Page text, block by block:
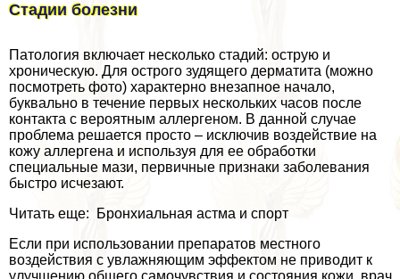
Стадии болезни
Патология включает несколько стадий: острую и
хроническую. Для острого зудящего дерматита (можно
посмотреть фото) хаpaктерно внезапное начало,
буквально в течение первых нескольких часов после
контакта с вероятным аллергеном. В данной случае
проблема решается просто – исключив воздействие на
кожу аллергена и используя для ее обработки
специальные мази, первичные признаки заболевания
быстро исчезают.
Читать еще: Бронхиальная астма и спорт
Если при использовании препаратов местного
воздействия с увлажняющим эффектом не приводит к